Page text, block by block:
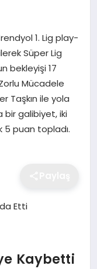
1. Lig play-
Süper Lig
bekleyişi 17
Mücadele
Taşkın ile yola
bir galibiyet, iki
puan topladı.
Kaybetti